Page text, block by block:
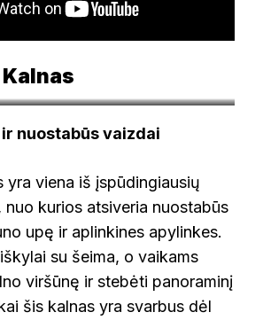
visitbirstonas.lt
nuostabūs vaizdai
yra viena iš įspūdingiausių
kurios atsiveria nuostabūs
upę ir aplinkines apylinkes.
su šeima, o vaikams
viršūnę ir stebėti panoraminį
šis kalnas yra svarbus dėl